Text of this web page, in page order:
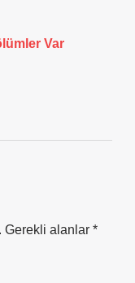
Var
Gerekli alanlar *